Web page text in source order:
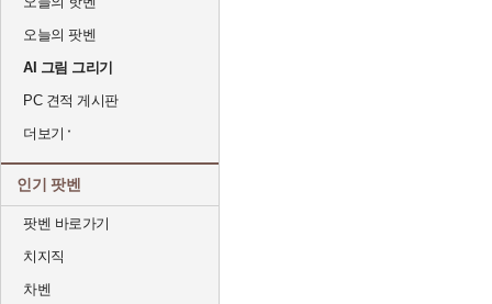
오늘의 팟벤
AI 그림 그리기
PC 견적 게시판
더보기
인기 팟벤
팟벤 바로가기
치지직
차벤